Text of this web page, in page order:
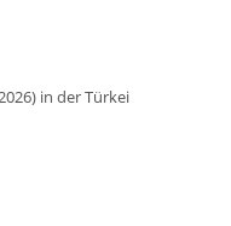
in der Türkei